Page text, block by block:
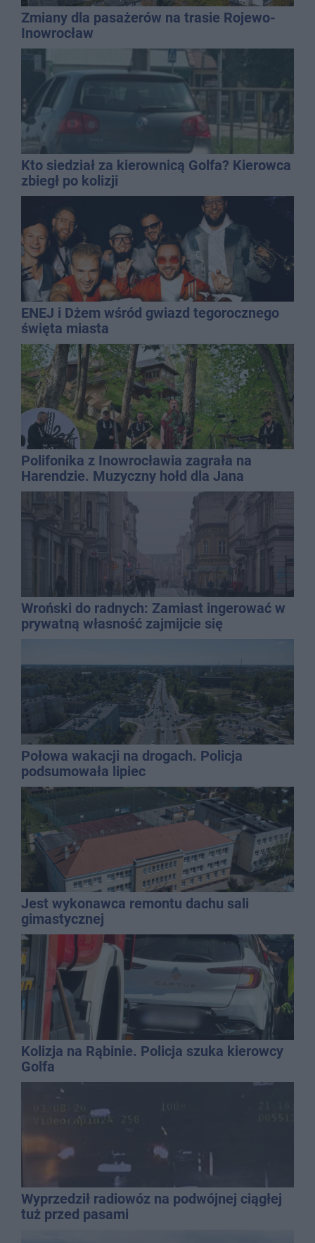
Zmiany dla pasażerów na trasie Rojewo-
Inowrocław
Kto siedział za kierownicą Golfa? Kierowca
zbiegł po kolizji
ENEJ i Dżem wśród gwiazd tegorocznego
święta miasta
Polifonika z Inowrocławia zagrała na
Harendzie. Muzyczny hołd dla Jana
Kasprowicza
Wroński do radnych: Zamiast ingerować w
prywatną własność zajmijcie się
Połowa wakacji na drogach. Policja
podsumowała lipiec
Jest wykonawca remontu dachu sali
gimastycznej
Kolizja na Rąbinie. Policja szuka kierowcy
Golfa
Wyprzedził radiowóz na podwójnej ciągłej
tuż przed pasami